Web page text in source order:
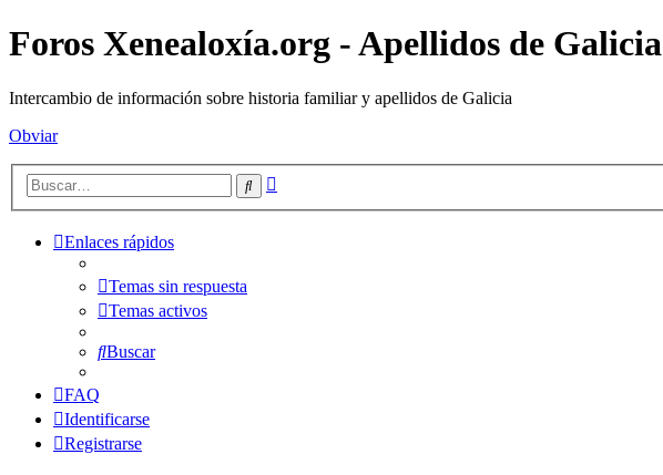
Foros Xenealoxía.org - Apellidos de Galicia
Intercambio de información sobre historia familiar y apellidos de Galicia
Obviar
Buscar
Enlaces rápidos
Temas sin respuesta
Temas activos
Buscar
FAQ
Identificarse
Registrarse